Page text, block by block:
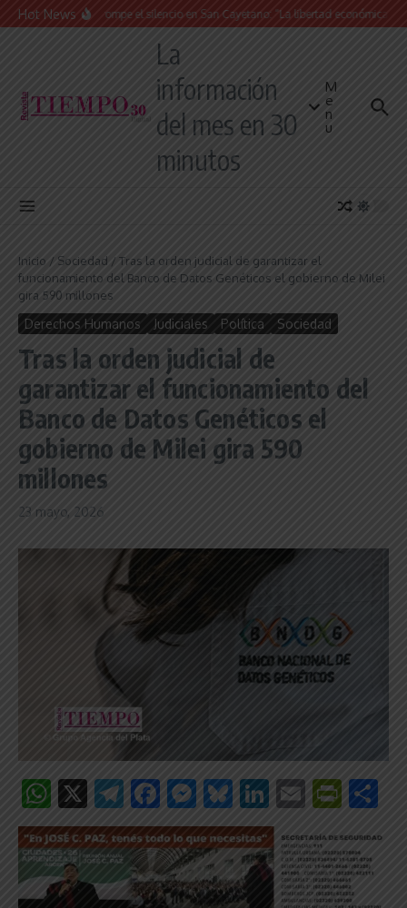
Saltar al contenido
Hot News
La Iglesia rompe el silencio en San Cayetano: “La libertad económica no
La
información
del mes en 30
minutos
M
e
n
u
Inicio / Sociedad / Tras la orden judicial de garantizar el
funcionamiento del Banco de Datos Genéticos el gobierno de Milei
gira 590 millones
Derechos Humanos Judiciales Política Sociedad
Tras la orden judicial de
garantizar el funcionamiento del
Banco de Datos Genéticos el
gobierno de Milei gira 590
millones
23 mayo, 2026
WhatsApp
X Telegram
Facebook
Messenger
Bluesky
LinkedIn
Email